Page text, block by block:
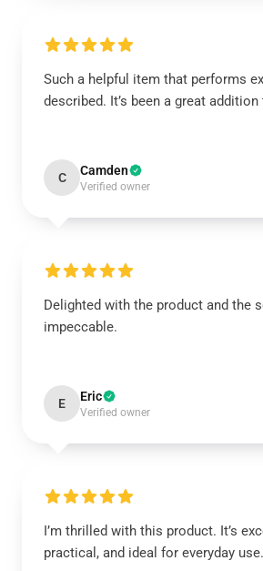
Such a helpful item that performs
described. It’s been a great
C Camden
Verified owner
Delighted with the product and the
impeccable.
E Eric
Verified owner
I’m thrilled with this product. It’s
practical, and ideal for everyday use.